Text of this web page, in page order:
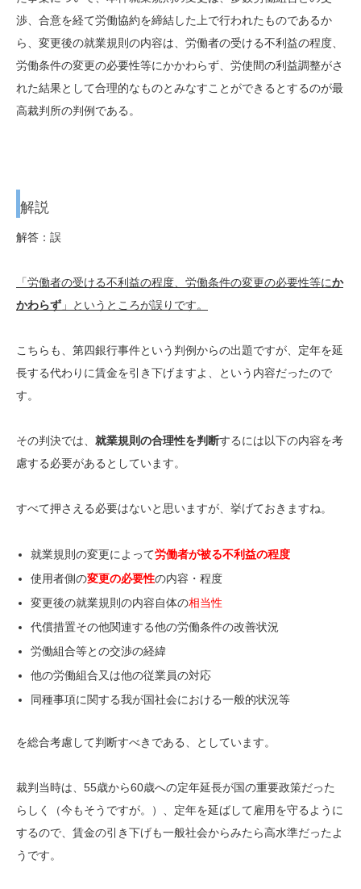
渉、合意を経て労働協約を締結した上で行われたものであるか
ら、変更後の就業規則の内容は、労働者の受ける不利益の程度、
労働条件の変更の必要性等にかかわらず、労使間の利益調整がさ
れた結果として合理的なものとみなすことができるとするのが最
高裁判所の判例である。
解説
解答：誤
「労働者の受ける不利益の程度、労働条件の変更の必要性等にか
かわらず 」というところが誤りです。
こちらも、第四銀行事件という判例からの出題ですが、定年を延
長する代わりに賃金を引き下げますよ、という内容だったので
す。
その判決では、 就業規則の合理性を判断するには以下の内容を考
慮する必要があるとしています。
すべて押さえる必要はないと思いますが、挙げておきますね。
就業規則の変更によって労働者が被る不利益の程度
使用者側の変更の必要性の内容・程度
変更後の就業規則の内容自体の相当性
代償措置その他関連する他の労働条件の改善状況
労働組合等との交渉の経緯
他の労働組合又は他の従業員の対応
同種事項に関する我が国社会における一般的状況等
を総合考慮して判断すべきである、としています。
裁判当時は、55歳から60歳への定年延長が国の重要政策だった
らしく（今もそうですが。）、定年を延ばして雇用を守るように
するので、賃金の引き下げも一般社会からみたら高水準だったよ
うです。